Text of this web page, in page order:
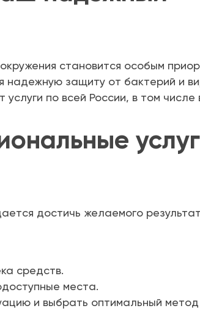
становится особым
надежную защиту от бактерий и
по всей России, в том числе
достичь желаемого
средств.
места.
и выбрать оптимальный метод